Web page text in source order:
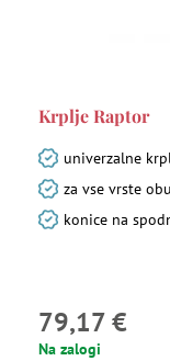
Krplje Raptor
univerzalne
za vse vrste
konice na
79,17 €
Na zalogi